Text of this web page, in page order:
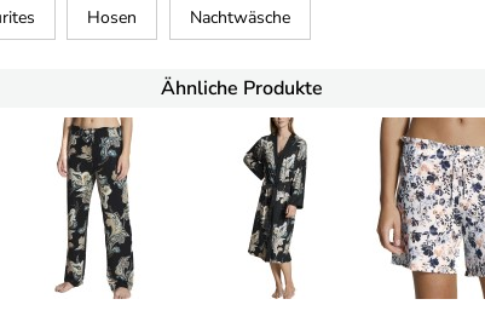
Hosen Nachtwäsche
Ähnliche Produkte